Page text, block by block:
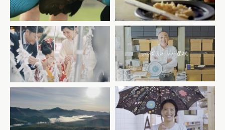
IQOS_いい大人のいい選択
famm
イイダ傘店
NewsPicks kamikawa